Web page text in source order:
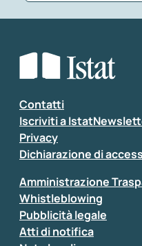
Seleziona la
Inserisci il tuo
Contatti
Iscriviti a
Privacy
Dichiarazione di
Amministrazione
Whistleblowing
Pubblicità legale
Atti di notifica